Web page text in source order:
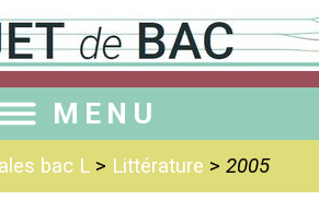
MENU
bac L > Littérature > 2005